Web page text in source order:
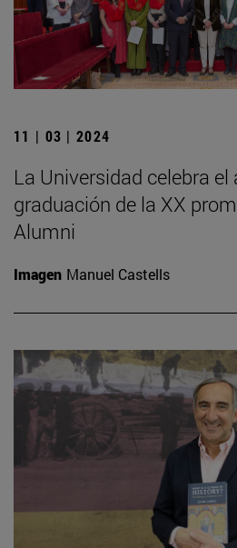
11 | 03 | 2024
La Universidad celebra el
graduación de la XX
Alumni
Imagen Manuel Castells